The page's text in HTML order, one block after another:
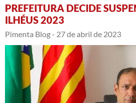
PREFEITURA DECIDE
ILHÉUS 2023
Pimenta Blog - 27 de abril de 2023